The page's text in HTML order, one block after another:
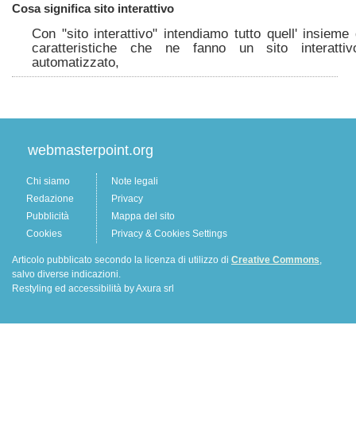
Cosa significa sito interattivo
Con "sito interattivo" intendiamo tutto quell'
caratteristiche che ne fanno un sito
automatizzato,
webmasterpoint.org
Chi siamo
Redazione
Pubblicità
Cookies
Note legali
Privacy
Mappa del sito
Privacy & Cookies Settings
Articolo pubblicato secondo la licenza di utilizzo di Creative Commons,
salvo diverse indicazioni.
Restyling ed accessibilità by Axura srl